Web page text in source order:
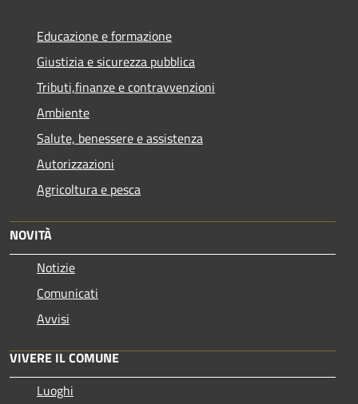
Educazione e formazione
Giustizia e sicurezza pubblica
Tributi,finanze e contravvenzioni
Ambiente
Salute, benessere e assistenza
Autorizzazioni
Agricoltura e pesca
NOVITÀ
Notizie
Comunicati
Avvisi
VIVERE IL COMUNE
Luoghi